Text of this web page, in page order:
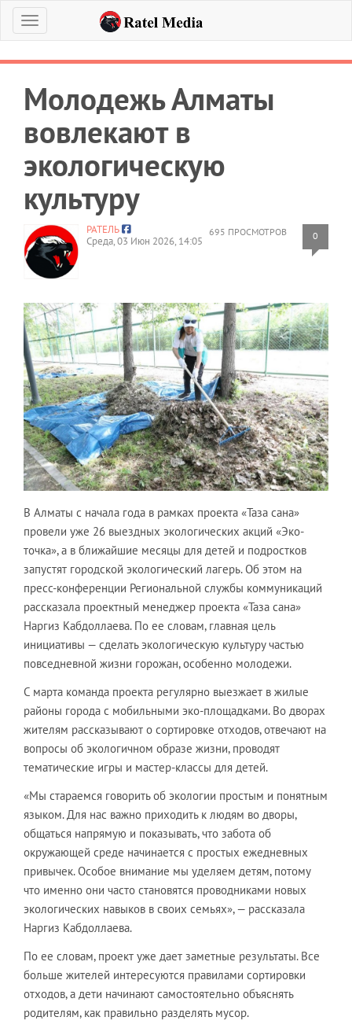
Меню
Молодежь Алматы
вовлекают в
экологическую
культуру
695 ПРОСМОТРОВ 0
РАТЕЛЬ
Среда, 03 Июн 2026, 14:05
В Алматы с начала года в рамках проекта «Таза сана»
провели уже 26 выездных экологических акций «Эко-
точка», а в ближайшие месяцы для детей и подростков
запустят городской экологический лагерь. Об этом на
пресс-конференции Региональной службы коммуникаций
рассказала проектный менеджер проекта «Таза сана»
Наргиз Кабдоллаева. По ее словам, главная цель
инициативы — сделать экологическую культуру частью
повседневной жизни горожан, особенно молодежи.
С марта команда проекта регулярно выезжает в жилые
районы города с мобильными эко-площадками. Во дворах
жителям рассказывают о сортировке отходов, отвечают на
вопросы об экологичном образе жизни, проводят
тематические игры и мастер-классы для детей.
«Мы стараемся говорить об экологии простым и понятным
языком. Для нас важно приходить к людям во дворы,
общаться напрямую и показывать, что забота об
окружающей среде начинается с простых ежедневных
привычек. Особое внимание мы уделяем детям, потому
что именно они часто становятся проводниками новых
экологических навыков в своих семьях», — рассказала
Наргиз Кабдоллаева.
По ее словам, проект уже дает заметные результаты. Все
больше жителей интересуются правилами сортировки
отходов, а дети начинают самостоятельно объяснять
родителям, как правильно разделять мусор.